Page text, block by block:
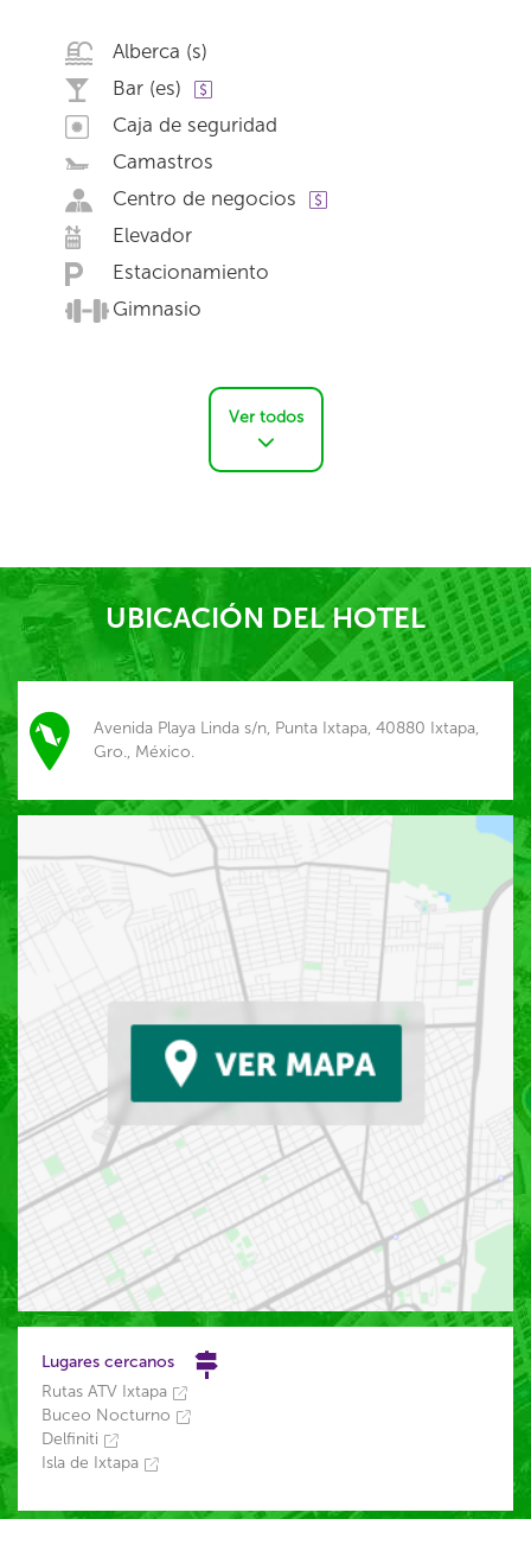
Alberca (s)
Bar (es)
Caja de seguridad
Camastros
Centro de negocios
Elevador
Estacionamiento
Gimnasio
Ver todos
UBICACIÓN DEL HOTEL
Avenida Playa Linda s/n, Punta Ixtapa, 40880 Ixtapa,
Gro., México.
Lugares cercanos
Rutas ATV Ixtapa
Buceo Nocturno
Delfiniti
Isla de Ixtapa